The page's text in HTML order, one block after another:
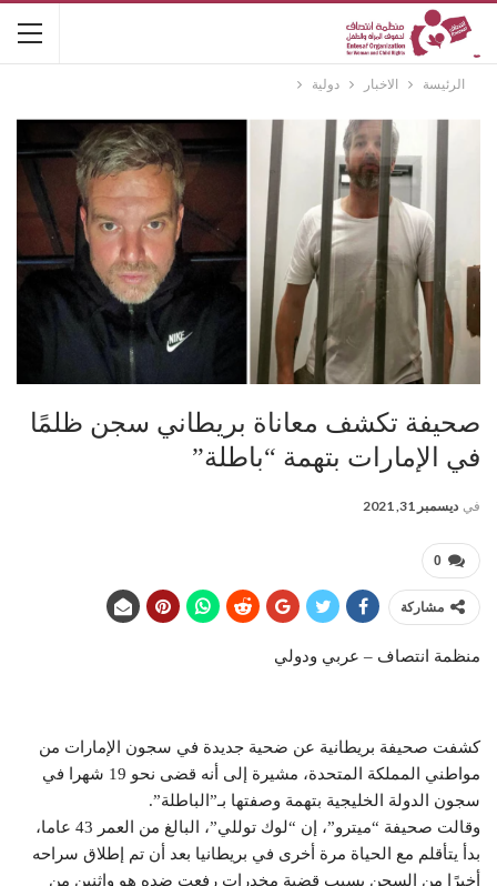
الرئيسة الاخبار دولية
صحيفة تكشف معاناة بريطاني سجن ظلمًا
في الإمارات بتهمة “باطلة”
في ديسمبر 31, 2021
0
مشاركة
منظمة انتصاف – عربي ودولي
كشفت صحيفة بريطانية عن ضحية جديدة في سجون الإمارات من
مواطني المملكة المتحدة، مشيرة إلى أنه قضى نحو 19 شهرا في
سجون الدولة الخليجية بتهمة وصفتها بـ”الباطلة”.
وقالت صحيفة “ميترو”، إن “لوك توللي”، البالغ من العمر 43 عاما،
بدأ يتأقلم مع الحياة مرة أخرى في بريطانيا بعد أن تم إطلاق سراحه
أخيرًا من السجن بسبب قضية مخدرات رفعت ضده هو واثنين من